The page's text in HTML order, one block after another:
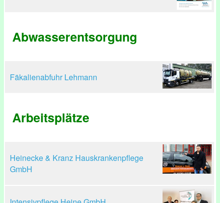
Abwasserentsorgung
Fäkalienabfuhr Lehmann
Arbeitsplätze
Heinecke & Kranz Hauskrankenpflege
GmbH